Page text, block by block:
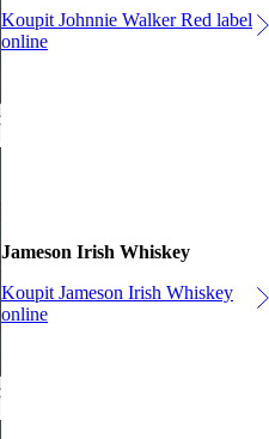
Koupit Johnnie Walker Red label
online
Jameson Irish Whiskey
Koupit Jameson Irish Whiskey
online